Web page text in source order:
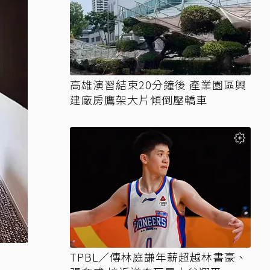
高雄演習結束20分鐘後 產業園區興
建廠房鷹架大片傾倒壓轎車
TPBL／傳林庭謙年薪超越林書豪、